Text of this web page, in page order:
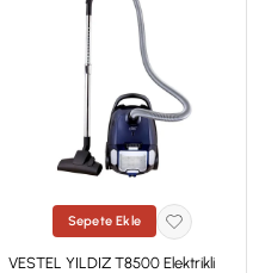
Sepete Ekle
VESTEL YILDIZ T8500 Elektrikli